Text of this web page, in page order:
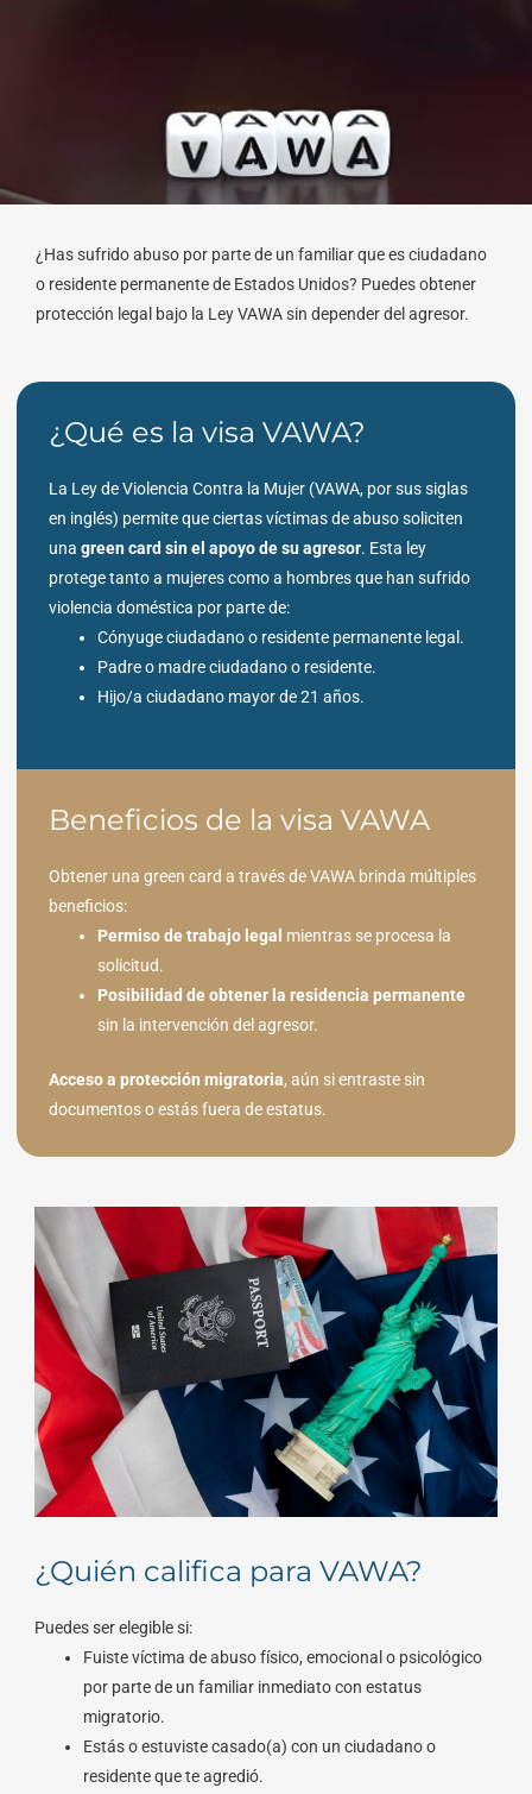
¿Has sufrido abuso por parte de un familiar que es ciudadano
o residente permanente de Estados Unidos? Puedes obtener
protección legal bajo la Ley VAWA sin depender del agresor.
¿Qué es la visa VAWA?
La Ley de Violencia Contra la Mujer (VAWA, por sus siglas
en inglés) permite que ciertas víctimas de abuso soliciten
unagreen card sin el apoyo de su agresor. Esta ley
protege tanto a mujeres como a hombres que han sufrido
violencia doméstica por parte de:
Cónyuge ciudadano o residente permanente legal.
Padre o madre ciudadano o residente.
Hijo/a ciudadano mayor de 21 años.
Beneficios de la visa VAWA
Obtener una green card a través de VAWA brinda múltiples
beneficios:
Permiso de trabajo legal mientras se procesa la
solicitud.
Posibilidad de obtener la residencia permanente
sin la intervención del agresor.
Acceso a protección migratoria, aún si entraste sin
documentos o estás fuera de estatus.
¿Quién califica para VAWA?
Puedes ser elegible si:
Fuiste víctima de abuso físico, emocional o psicológico
por parte de un familiar inmediato con estatus
migratorio.
Estás o estuviste casado(a) con un ciudadano o
residente que te agredió.